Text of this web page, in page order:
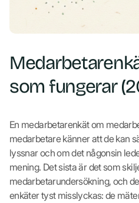
som fungerar
En medarbetarenkät om
medarbetare känner att de kan
lyssnar och om det någonsin
mening. Det sista är det som
medarbetarundersökning, och
enkäter tyst misslyckas: de